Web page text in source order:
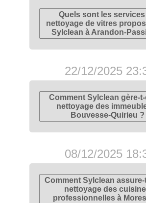
Quels sont les services
nettoyage de vitres
Sylclean à Arandon-
22/12/2025
Comment Sylclean gère-
nettoyage des
Bouvesse-Quirieu ?
08/12/2025
Comment Sylclean assure-
nettoyage des
professionnelles à